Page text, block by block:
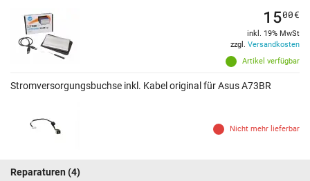
Artikel verfügbar
1500€
inkl. 19% MwSt
zzgl. Versandkosten
Stromversorgungsbuchse inkl. Kabel original für Asus A73BR
Nicht mehr lieferbar
Reparaturen (4)